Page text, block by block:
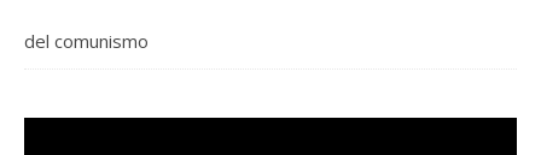
del comunismo